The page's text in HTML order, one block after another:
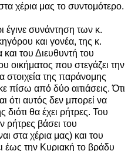
χέρια μας το συντομότερο.
έγινε συνάντηση των κ.
και γονέα, της κ.
του Διευθυντή του
οικήματος που στεγάζει την
στοιχεία της παράνομης
πίσω από δύο αιτιάσεις. Ότι
ότι αυτός δεν μπορεί να
διότι θα έχει ρήτρες. Του
ρήτρες βάσει του
στα χέρια μας) και του
έως την Κυριακή το βράδυ